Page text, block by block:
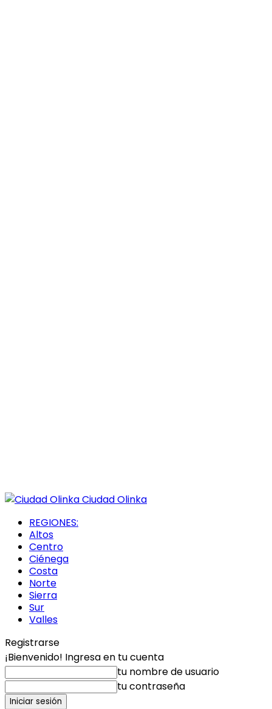
Ciudad Olinka
REGIONES:
Altos
Centro
Ciénega
Costa
Norte
Sierra
Sur
Valles
Registrarse
¡Bienvenido! Ingresa en tu cuenta
tu nombre de usuario
tu contraseña